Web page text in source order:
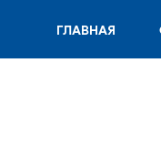
ГЛАВНАЯ